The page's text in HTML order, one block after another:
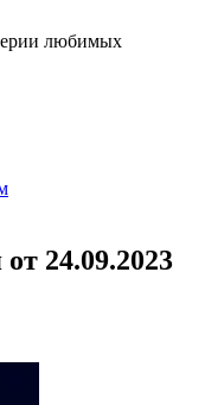
любимых
24.09.2023